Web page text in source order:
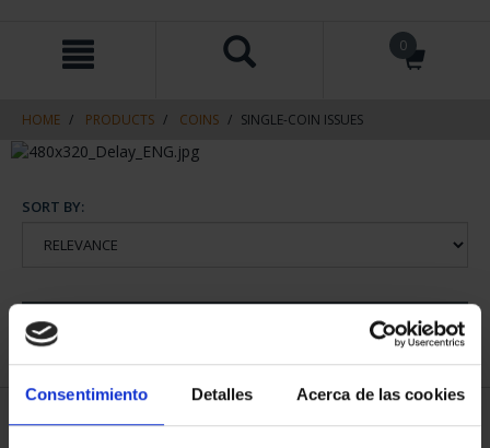
Consentimiento Detalles Acerca de las cookies
navigation
0
HOME PRODUCTS COINS SINGLE-COIN ISSUES
SORT BY:
1 Products found